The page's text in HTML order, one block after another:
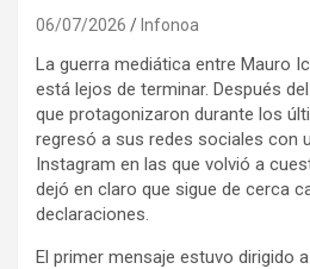
06/07/2026 Infonoa
La guerra mediática entre Mauro
está lejos de terminar. Después
que protagonizaron durante los
regresó a sus redes sociales con
Instagram en las que volvió a
dejó en claro que sigue de cerca
declaraciones.
El primer mensaje estuvo dirigido